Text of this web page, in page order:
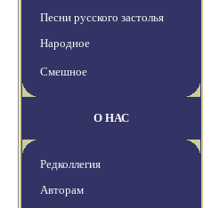
Песни русского застолья
Народное
Смешное
О НАС
Редколлегия
Авторам